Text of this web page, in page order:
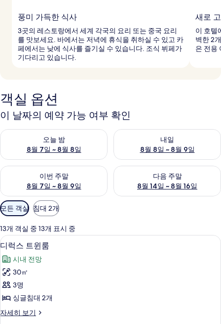
풍미 가득한 식사
3곳의 레스토랑에서 세계 각국의 요리 또는 중국 요리
를 맛보세요. 바에서는 저녁에 휴식을 취하실 수 있고 카
페에서는 낮에 식사를 즐기실 수 있습니다. 조식 뷔페가
기다리고 있습니다.
새로
이 호텔
벽한 2
은 전용
객실 옵션
이 날짜의 예약 가능 여부 확인
오늘 밤
8월 7일 ~ 8월 8일
오늘 밤 예약 가능 여부 확인, 8월 7일 ~ 8월 8일
내일
8월 8일 ~ 8월 9일
내일 예약 가능 여부 확인, 8월
이번 주말
8월 7일 ~ 8월 9일
이번 주말 예약 가능 여부 확인, 8월 7일 ~ 8월 9일
다음 주말
8월 14일 ~ 8월 16일
다음 주말 예약 가능 여부 확인,
객
실
에
사
용
가
능
한
터
모든 객실 침대 2개
13개 객실 중 13개 표시 중
디
럭
스
트
윈
룸
사
디럭스 트윈룸 | 객실 내 금고, 암막 커
6
디럭스 트윈룸
시내 전망
30㎡
3명
싱글침대 2개
자세히 보기
디